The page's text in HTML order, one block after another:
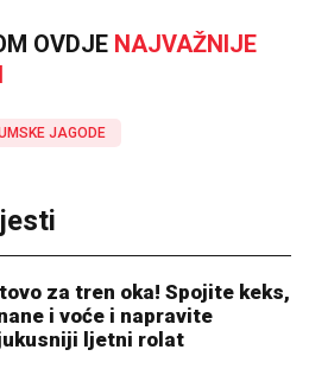
OVDJE NAJVAŽNIJE
JAGODE
za tren oka! Spojite keks,
i voće i napravite
ljetni rolat